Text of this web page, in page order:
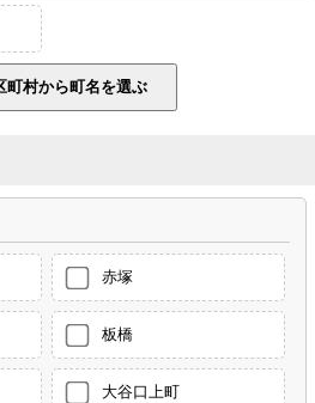
赤塚
板橋
大谷口上町